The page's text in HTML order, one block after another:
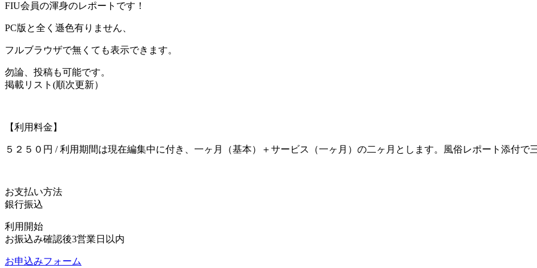
FIU会員の渾身のレポートです！
PC版と全く遜色有りません、
フルブラウザで無くても表示できます。
勿論、投稿も可能です。
掲載リスト(順次更新）
【利用料金】
５２５０円 / 利用期間は現在編集中に付き、一ヶ月（基本）＋サービス（一ヶ月）の二ヶ月とします。風俗レポート添付で
お支払い方法
銀行振込
利用開始
お振込み確認後3営業日以内
お申込みフォーム